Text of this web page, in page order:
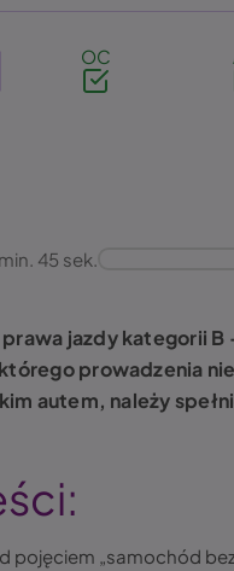
OC
45 sek.
jazdy kategorii B
prowadzenia
autem, należy
pojęciem „samochód